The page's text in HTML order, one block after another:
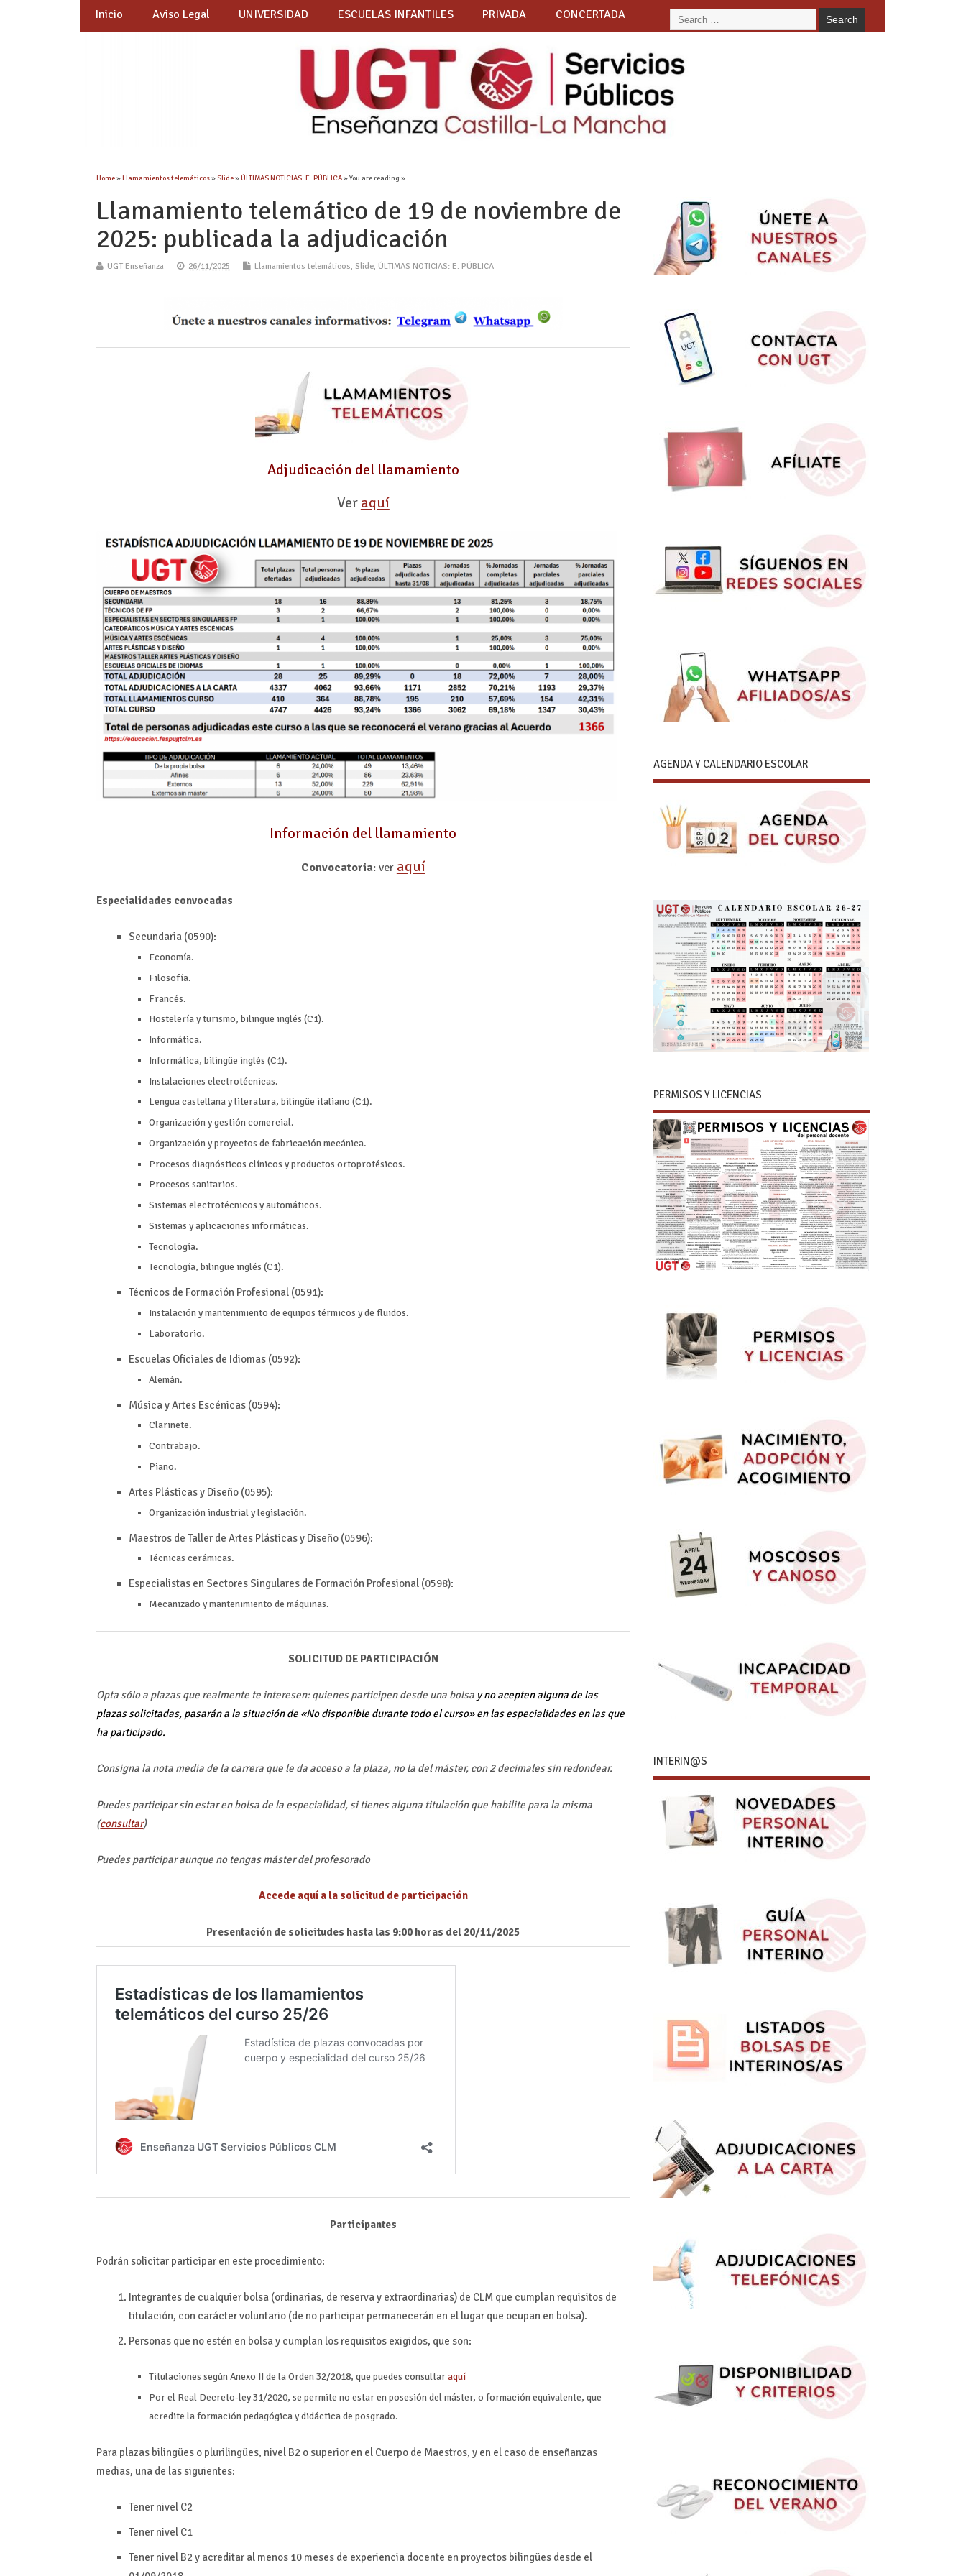
Inicio Aviso Legal UNIVERSIDAD ESCUELAS INFANTILES PRIVADA CONCERTADA
Home»Llamamientos telemáticos»Slide»ÚLTIMAS NOTICIAS: E. PÚBLICA» You are reading »
Llamamiento telemático de 19 de noviembre de
2025: publicada la adjudicación
UGT Enseñanza 26/11/2025 Llamamientos telemáticos, Slide, ÚLTIMAS NOTICIAS: E. PÚBLICA
Adjudicación del llamamiento
Ver aquí
Información del llamamiento
Convocatoria: ver aquí
Especialidades convocadas
Secundaria (0590):
Economía.
Filosofía.
Francés.
Hostelería y turismo, bilingüe inglés (C1).
Informática.
Informática, bilingüe inglés (C1).
Instalaciones electrotécnicas.
Lengua castellana y literatura, bilingüe italiano (C1).
Organización y gestión comercial.
Organización y proyectos de fabricación mecánica.
Procesos diagnósticos clínicos y productos ortoprotésicos.
Procesos sanitarios.
Sistemas electrotécnicos y automáticos.
Sistemas y aplicaciones informáticas.
Tecnología.
Tecnología, bilingüe inglés (C1).
Técnicos de Formación Profesional (0591):
Instalación y mantenimiento de equipos térmicos y de fluidos.
Laboratorio.
Escuelas Oficiales de Idiomas (0592):
Alemán.
Música y Artes Escénicas (0594):
Clarinete.
Contrabajo.
Piano.
Artes Plásticas y Diseño (0595):
Organización industrial y legislación.
Maestros de Taller de Artes Plásticas y Diseño (0596):
Técnicas cerámicas.
Especialistas en Sectores Singulares de Formación Profesional (0598):
Mecanizado y mantenimiento de máquinas.
SOLICITUD DE PARTICIPACIÓN
Opta sólo a plazas que realmente te interesen: quienes participen desde una bolsa y no acepten alguna de las
plazas solicitadas, pasarán a la situación de «No disponible durante todo el curso» en las especialidades en las que
ha participado.
Consigna la nota media de la carrera que le da acceso a la plaza, no la del máster, con 2 decimales sin redondear.
Puedes participar sin estar en bolsa de la especialidad, si tienes alguna titulación que habilite para la misma
(consultar)
Puedes participar aunque no tengas máster del profesorado
Accede aquí a la solicitud de participación
Presentación de solicitudes hasta las 9:00 horas del 20/11/2025
Participantes
Podrán solicitar participar en este procedimiento:
Integrantes de cualquier bolsa (ordinarias, de reserva y extraordinarias) de CLM que cumplan requisitos de
titulación, con carácter voluntario (de no participar permanecerán en el lugar que ocupan en bolsa).
Personas que no estén en bolsa y cumplan los requisitos exigidos, que son:
Titulaciones según Anexo II de la Orden 32/2018, que puedes consultaraquí
Por el Real Decreto-ley 31/2020, se permite no estar en posesión del máster, o formación equivalente, que
acredite la formación pedagógica y didáctica de posgrado.
Para plazas bilingües o plurilingües, nivel B2 o superior en el Cuerpo de Maestros, y en el caso de enseñanzas
medias, una de las siguientes:
Tener nivel C2
Tener nivel C1
Tener nivel B2 y acreditar al menos 10 meses de experiencia docente en proyectos bilingües desde el
AGENDA Y CALENDARIO ESCOLAR
PERMISOS Y LICENCIAS
INTERIN@S